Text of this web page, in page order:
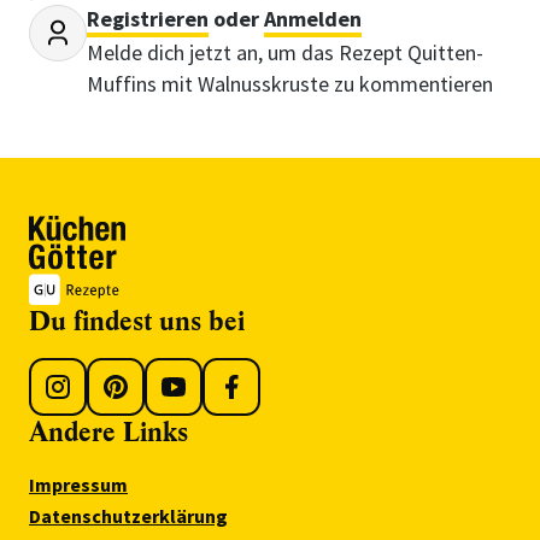
Registrieren oderAnmelden
Melde dich jetzt an, um das Rezept Quitten-
Muffins mit Walnusskruste zu kommentieren
Du findest uns bei
Andere Links
Impressum
Datenschutzerklärung